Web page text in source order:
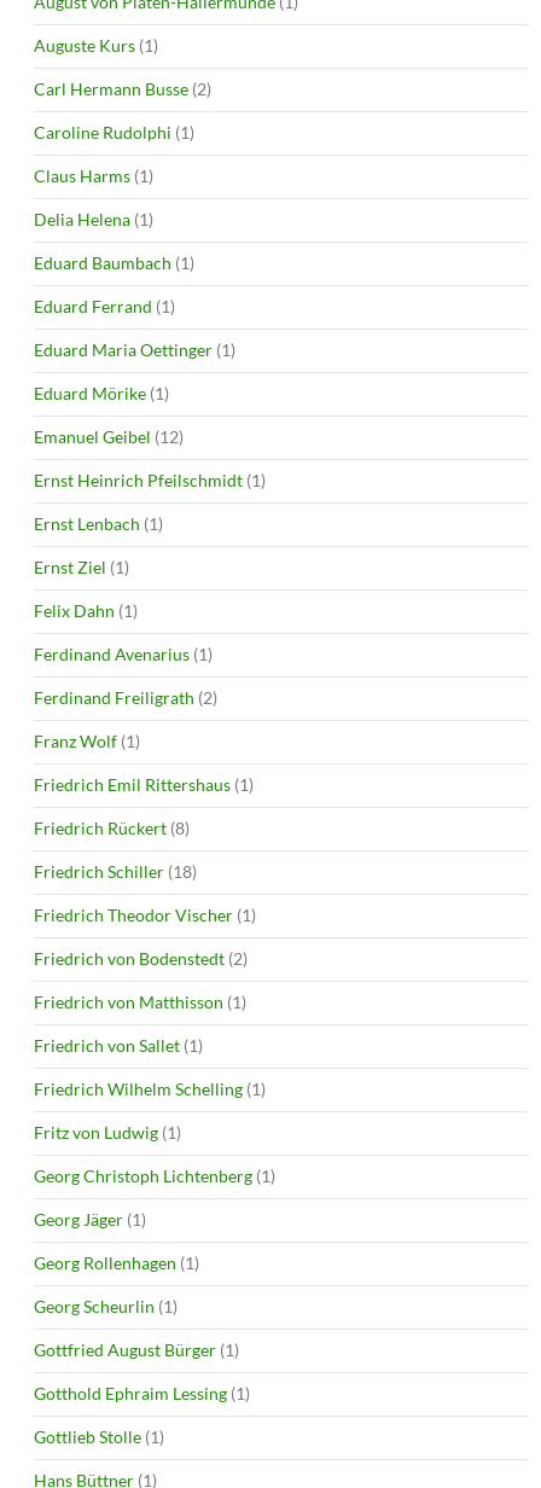
Auguste Kurs (1)
Carl Hermann Busse (2)
Caroline Rudolphi (1)
Claus Harms (1)
Delia Helena (1)
Eduard Baumbach (1)
Eduard Ferrand (1)
Eduard Maria Oettinger (1)
Eduard Mörike (1)
Emanuel Geibel (12)
Ernst Heinrich Pfeilschmidt (1)
Ernst Lenbach (1)
Ernst Ziel (1)
Felix Dahn (1)
Ferdinand Avenarius (1)
Ferdinand Freiligrath (2)
Franz Wolf (1)
Friedrich Emil Rittershaus (1)
Friedrich Rückert (8)
Friedrich Schiller (18)
Friedrich Theodor Vischer (1)
Friedrich von Bodenstedt (2)
Friedrich von Matthisson (1)
Friedrich von Sallet (1)
Friedrich Wilhelm Schelling (1)
Fritz von Ludwig (1)
Georg Christoph Lichtenberg (1)
Georg Jäger (1)
Georg Rollenhagen (1)
Georg Scheurlin (1)
Gottfried August Bürger (1)
Gotthold Ephraim Lessing (1)
Gottlieb Stolle (1)
Hans Büttner (1)